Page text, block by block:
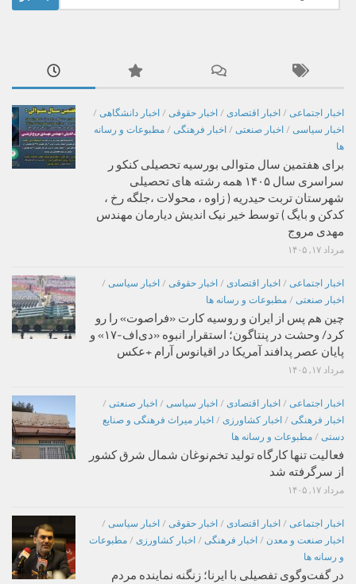
برای:
اخبار اجتماعی / اخبار اقتصادی / اخبار حقوقی / اخبار دانشگاهی /
اخبار سیاسی / اخبار صنعتی / اخبار فرهنگی / مطبوعات و رسانه
ها
برای هفتمین سال متوالی بورسیه تحصیلی کنکو ر
سراسری سال ۱۴۰۵ همه رشته های تحصیلی
شهرستان تربت حیدریه ( زاوه ، محولات ،جلگه رخ ،
کدکن و بایگ ) توسط خیر نیک اندیش دیارمان مهندس
مهدی مروج
مرداد ۱۷, ۱۴۰۵
اخبار اجتماعی / اخبار اقتصادی / اخبار حقوقی / اخبار سیاسی /
اخبار صنعتی / مطبوعات و رسانه ها
چین هم پس از ایران و روسیه کارت «فراصوت» را رو
کرد/ وحشت در پنتاگون؛ استقرار انبوه «دی‌اف‑۱۷» و
پایان عصر پدافند آمریکا در اقیانوس آرام +عکس
مرداد ۱۷, ۱۴۰۵
اخبار اجتماعی / اخبار اقتصادی / اخبار سیاسی / اخبار صنعتی /
اخبار فرهنگی / اخبار کشاورزی / اخبار میراث فرهنگی و صنایع
دستی / مطبوعات و رسانه ها
فعالیت تنها کارگاه تولید تخم‌نوغان شمال شرق کشور
از سرگرفته شد
مرداد ۱۷, ۱۴۰۵
اخبار اجتماعی / اخبار اقتصادی / اخبار حقوقی / اخبار سیاسی /
اخبار صنعت و معدن / اخبار فرهنگی / اخبار کشاورزی / مطبوعات
و رسانه ها
در گفت‌وگوی تفصیلی با ایرنا؛ زنگنه نماینده مردم